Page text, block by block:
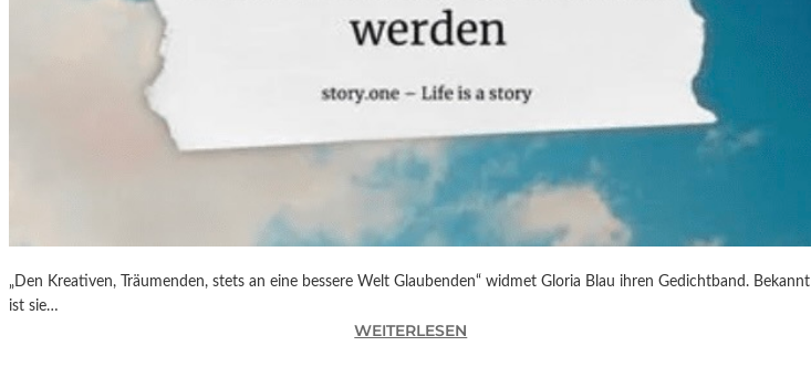
„Den Kreativen, Träumenden, stets an eine bessere Welt Glaubenden“ widmet Gloria Blau ihren Gedichtband. Bekannt
ist sie…
WEITERLESEN